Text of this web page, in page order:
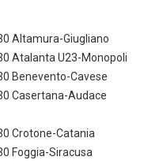
Altamura-Giugliano
Atalanta U23-Monopoli
Benevento-Cavese
Casertana-Audace
Crotone-Catania
Foggia-Siracusa